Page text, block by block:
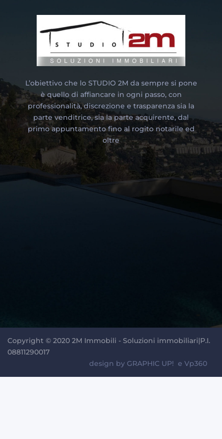
L’obiettivo che lo STUDIO 2M da sempre si pone
è quello di affiancare in ogni passo, con
professionalità, discrezione e trasparenza sia la
parte venditrice, sia la parte acquirente, dal
primo appuntamento fino al rogito notarile ed
oltre
Copyright © 2020 2M Immobili - Soluzioni immobiliari|P.I.
08811290017
design by GRAPHIC UP! e Vp360